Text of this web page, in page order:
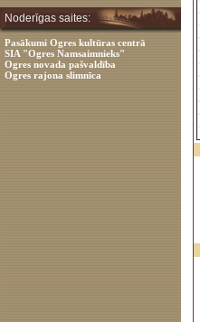
Noderīgas saites:
Pasākumi Ogres kultūras centrā
SIA "Ogres Namsaimnieks"
Ogres novada pašvaldība
Ogres rajona slimnīca